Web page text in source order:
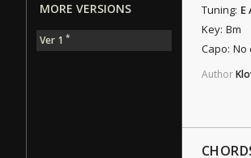
Tuning: E
Key: Bm
Capo: No
Author
MORE VERSIONS
Ver 1 *